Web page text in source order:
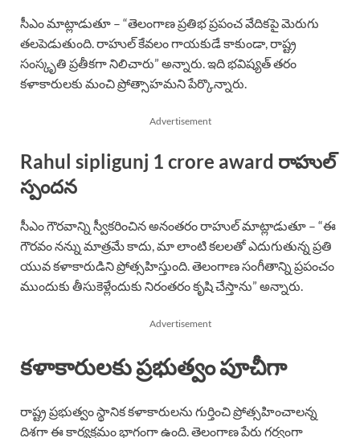
సీఎం మాట్లాడుతూ – “తెలంగాణ ప్రతిభ ప్రపంచ వేదికపై మెరుగు
తలపెడుతుంది. రాహుల్ కేవలం గాయకుడే కాకుండా, రాష్ట్ర
సంస్కృతి ప్రతీకగా నిలిచారు” అన్నారు. ఇది భవిష్యత్ తరం
కళాకారులకు మంచి ప్రోత్సాహమని పేర్కొన్నారు.
Advertisement
Rahul sipligunj 1 crore award రాహుల్
స్పందన
సీఎం గౌరవాన్ని స్వీకరించిన అనంతరం రాహుల్ మాట్లాడుతూ – “ఈ
గౌరవం నన్ను మాత్రమే కాదు, మా లాంటి కలలతో ఎదుగుతున్న ప్రతి
యువ కళాకారుడిని ప్రోత్సహిస్తుంది. తెలంగాణ సంగీతాన్ని ప్రపంచం
ముందుకు తీసుకెళ్లేందుకు నిరంతరం కృషి చేస్తాను” అన్నారు.
Advertisement
కళాకారులకు ప్రభుత్వం పూచీగా
రాష్ట్ర ప్రభుత్వం స్థానిక కళాకారులను గుర్తించి ప్రోత్సహించాలన్న
దిశగా ఈ కార్యక్రమం భాగంగా ఉంది. తెలంగాణ పేరు గర్వంగా